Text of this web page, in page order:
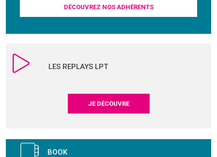
DÉCOUVREZ NOS ADHÉRENTS
LES REPLAYS LPT
JE DÉCOUVRE
BOOK